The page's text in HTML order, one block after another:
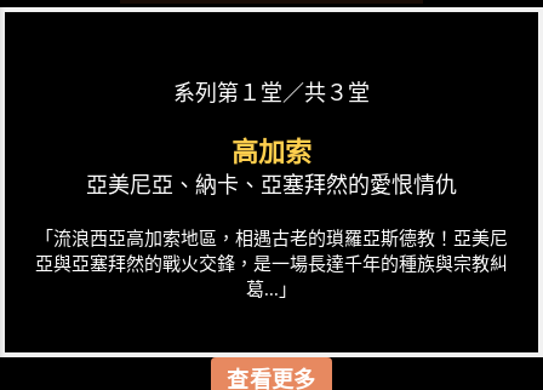
系列第１堂／共３堂
高加索
亞美尼亞、納卡、亞塞拜然的愛恨情仇
「流浪西亞高加索地區，相遇古老的瑣羅亞斯德教！亞美尼
亞與亞塞拜然的戰火交鋒，是一場長達千年的種族與宗教糾
葛...」
查看更多